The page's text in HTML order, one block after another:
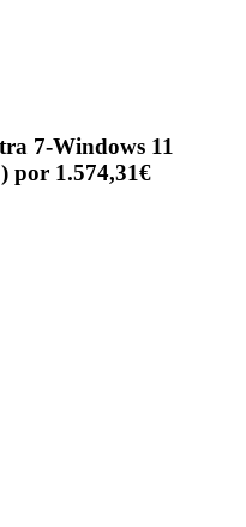
7-Windows 11
por 1.574,31€